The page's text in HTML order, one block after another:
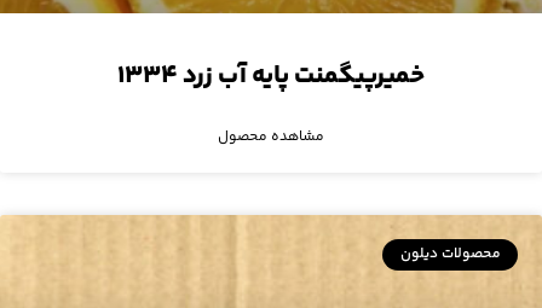
خمیرپیگمنت پایه آب زرد ۱۳۳۴
مشاهده محصول
محصولات دیلون